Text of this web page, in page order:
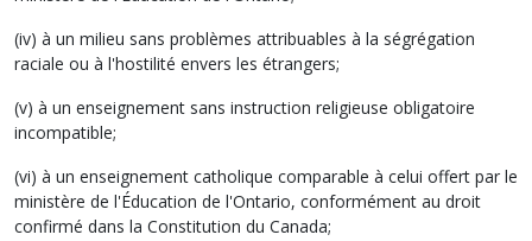
(iv) à un milieu sans problèmes attribuables à la ségrégation
raciale ou à l'hostilité envers les étrangers;
(v) à un enseignement sans instruction religieuse obligatoire
incompatible;
(vi) à un enseignement catholique comparable à celui offert par le
ministère de l'Éducation de l'Ontario, conformément au droit
confirmé dans la Constitution du Canada;